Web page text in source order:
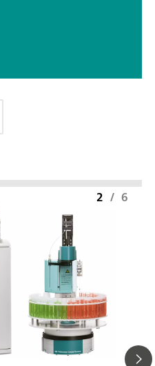
2 / 6